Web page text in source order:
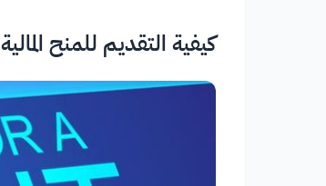
كيفية التقديم للمنح المالية